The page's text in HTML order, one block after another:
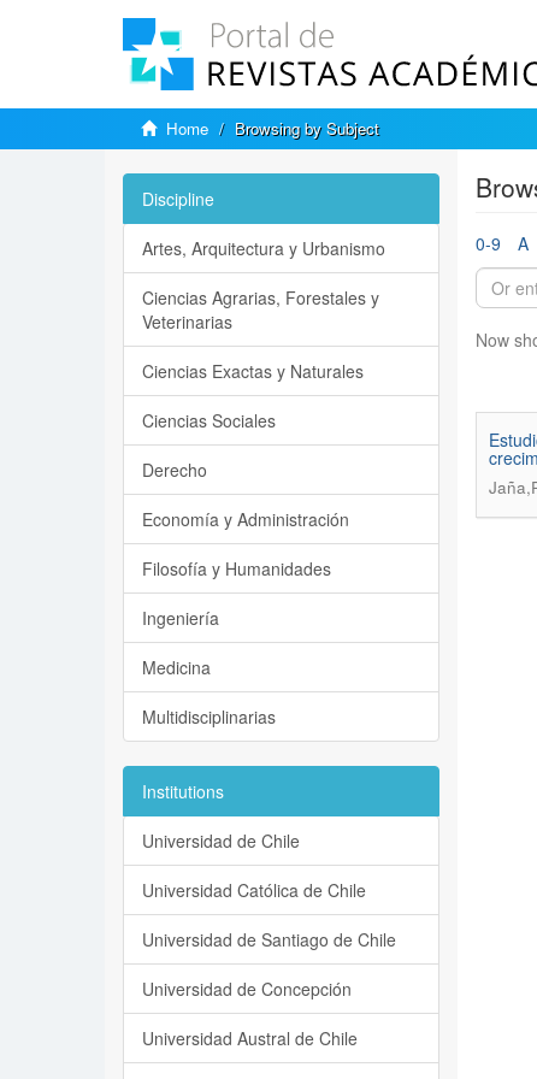
Home Browsing by Subject
0-9 A
Now
Discipline
Artes, Arquitectura y Urbanismo
Ciencias Agrarias, Forestales y
Veterinarias
Ciencias Exactas y Naturales
Ciencias Sociales
Derecho
Economía y Administración
Filosofía y Humanidades
Ingeniería
Medicina
Multidisciplinarias
Institutions
Universidad de Chile
Universidad Católica de Chile
Universidad de Santiago de Chile
Universidad de Concepción
Universidad Austral de Chile